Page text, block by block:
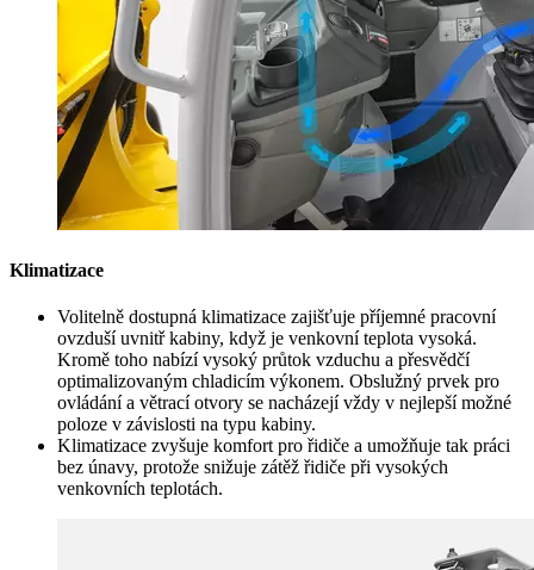
Klimatizace
Volitelně dostupná klimatizace zajišťuje příjemné pracovní
ovzduší uvnitř kabiny, když je venkovní teplota vysoká.
Kromě toho nabízí vysoký průtok vzduchu a přesvědčí
optimalizovaným chladicím výkonem. Obslužný prvek pro
ovládání a větrací otvory se nacházejí vždy v nejlepší možné
poloze v závislosti na typu kabiny.
Klimatizace zvyšuje komfort pro řidiče a umožňuje tak práci
bez únavy, protože snižuje zátěž řidiče při vysokých
venkovních teplotách.